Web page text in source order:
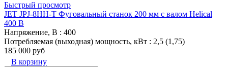
Быстрый просмотр
JET JPJ-8HH-T Фуговальный станок 200 мм с валом Helical
400 В
Напряжение, В : 400
Потребляемая (выходная) мощность, кВт : 2,5 (1,75)
185 000 руб
В корзину